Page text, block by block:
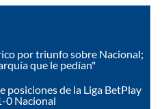
por triunfo sobre Nacional;
que le pedían"
posiciones de la Liga BetPlay
0 Nacional